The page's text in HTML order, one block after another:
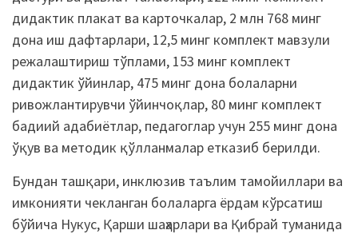
дидактик плакат ва карточкалар, 2 млн 768 минг
дона иш дафтарлари, 12,5 минг комплект мавзули
режалаштириш тўплами, 153 минг комплект
дидактик ўйинлар, 475 минг дона болаларни
ривожлантирувчи ўйинчоқлар, 80 минг комплект
бадиий адабиётлар, педагоглар учун 255 минг дона
ўқув ва методик қўлланмалар етказиб берилди.
Бундан ташқари, инклюзив таълим тамойиллари ва
имконияти чекланган болаларга ёрдам кўрсатиш
бўйича Нукус, Қарши шаҳарлари ва Қибрай туманида